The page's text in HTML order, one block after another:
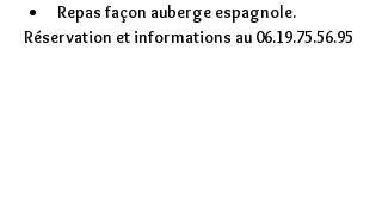
Repas façon auberge espagnole.
Réservation et informations au 06.19.75.56.95